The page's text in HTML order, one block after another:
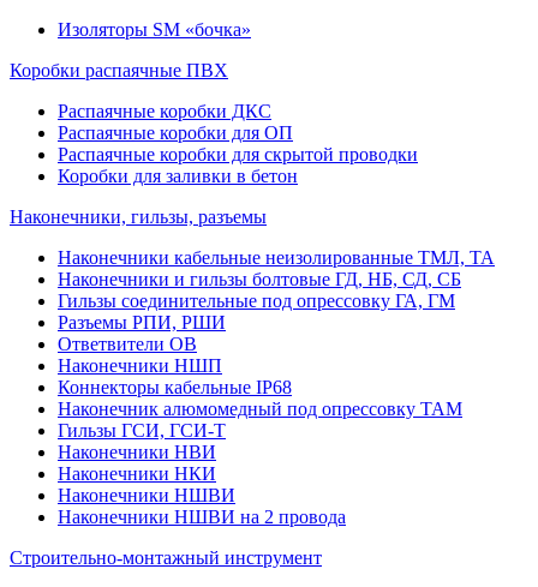
Изоляторы SM «бочка»
Коробки распаячные ПВХ
Распаячные коробки ДКС
Распаячные коробки для ОП
Распаячные коробки для скрытой проводки
Коробки для заливки в бетон
Наконечники, гильзы, разъемы
Наконечники кабельные неизолированные ТМЛ, ТА
Наконечники и гильзы болтовые ГД, НБ, СД, СБ
Гильзы соединительные под опрессовку ГА, ГМ
Разъемы РПИ, РШИ
Ответвители ОВ
Наконечники НШП
Коннекторы кабельные IP68
Наконечник алюмомедный под опрессовку ТАМ
Гильзы ГСИ, ГСИ-Т
Наконечники НВИ
Наконечники НКИ
Наконечники НШВИ
Наконечники НШВИ на 2 провода
Строительно-монтажный инструмент